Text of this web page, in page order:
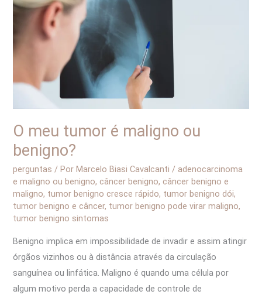
O meu tumor é maligno ou
benigno?
perguntas / Por Marcelo Biasi Cavalcanti/ adenocarcinoma
e maligno ou benigno, câncer benigno, câncer benigno e
maligno, tumor benigno cresce rápido, tumor benigno dói,
tumor benigno e câncer, tumor benigno pode virar maligno,
tumor benigno sintomas
Benigno implica em impossibilidade de invadir e assim atingir
órgãos vizinhos ou à distância através da circulação
sanguínea ou linfática. Maligno é quando uma célula por
algum motivo perda a capacidade de controle de
é
benigno?